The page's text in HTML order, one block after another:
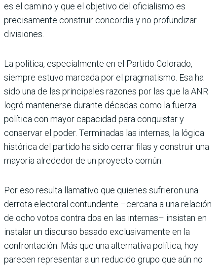
es el camino y que el objetivo del oficialismo es
precisamente construir concordia y no profundizar
divisiones.
La política, especialmente en el Partido Colorado,
siempre estuvo marcada por el pragmatismo. Esa ha
sido una de las principales razones por las que la ANR
logró mantenerse durante décadas como la fuerza
política con mayor capacidad para conquistar y
conservar el poder. Terminadas las internas, la lógica
histórica del partido ha sido cerrar filas y construir una
mayoría alrededor de un proyecto común.
Por eso resulta llamativo que quienes sufrieron una
derrota electoral contundente –cercana a una relación
de ocho votos contra dos en las internas– insistan en
instalar un discurso basado exclusivamente en la
confrontación. Más que una alternativa política, hoy
parecen representar a un reducido grupo que aún no